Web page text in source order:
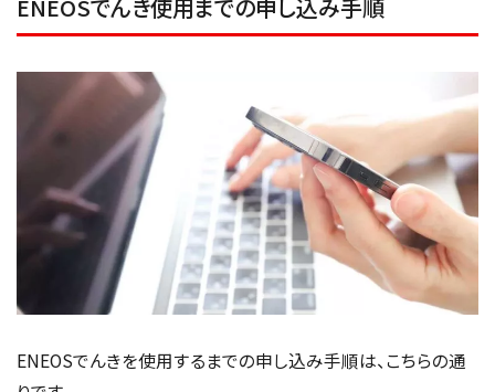
ENEOSでんき使用までの申し込み手順
ENEOSでんきを使用するまでの申し込み手順は、こちらの通